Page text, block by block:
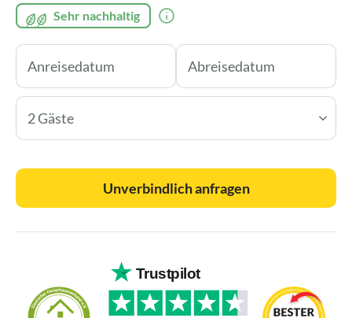
Sehr nachhaltig
2 Gäste
Unverbindlich anfragen